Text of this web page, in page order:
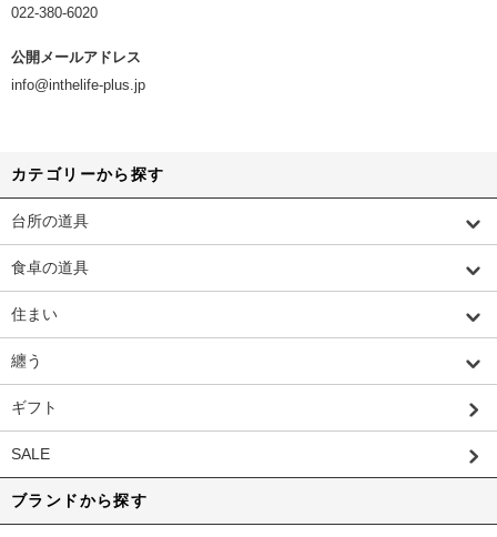
022-380-6020
公開メールアドレス
info@inthelife-plus.jp
カテゴリーから探す
台所の道具
食卓の道具
住まい
纏う
ギフト
SALE
ブランドから探す